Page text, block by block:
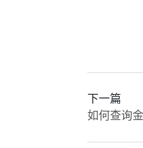
下一篇
如何查询